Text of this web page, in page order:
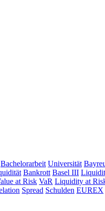
Bachelorarbeit Universität
Bankrott Basel III
at Risk VaR Liquidity at
Spread Schulden EUREX